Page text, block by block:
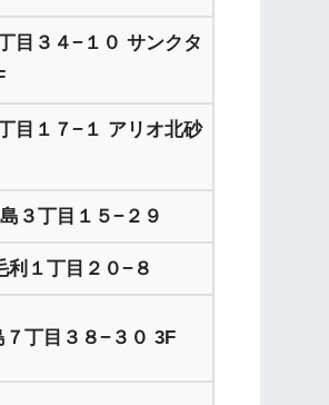
目３４−１０ サンクタ
目１７−１ アリオ北砂
３丁目１５−２９
利１丁目２０−８
丁目３８−３０ 3F